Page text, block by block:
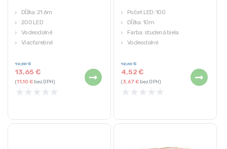
Dĺžka: 21.6m
200 LED
Vodeodolné
Viacfarebné
13,65€
16,80€
(11,10€bez DPH)
★ ★ ★ ★ ★
Počet LED: 100
Dĺžka: 10m
Farba: studená biela
Vodeodolné
4,52€
12,60€
(3,67€ bez DPH)
★ ★ ★ ★ ★